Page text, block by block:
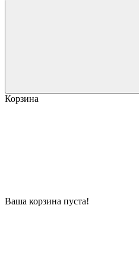
Корзина
Ваша корзина пуста!